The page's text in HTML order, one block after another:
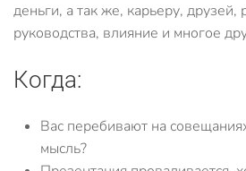
деньги, а так же, карьеру, друзей,
руководства, влияние и многое
Когда:
Вас перебивают на
мысль?